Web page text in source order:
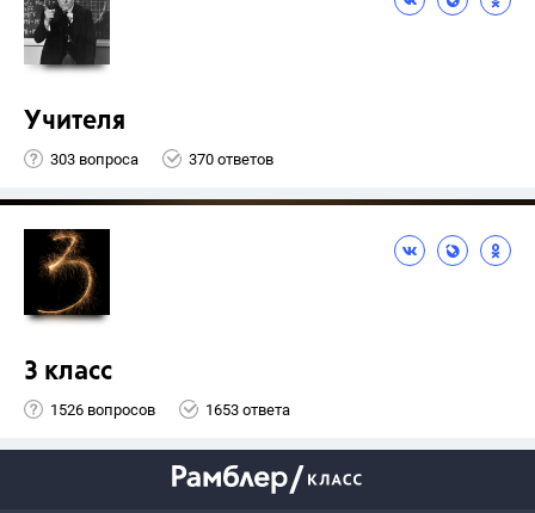
Учителя
303 вопроса 370 ответов
3 класс
1526 вопросов 1653 ответа